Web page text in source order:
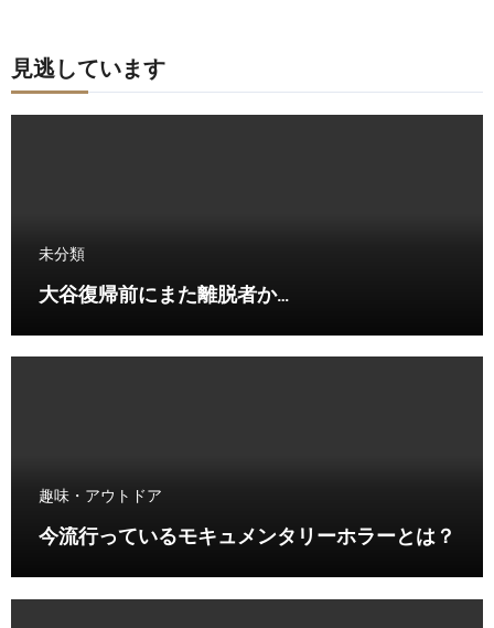
見逃しています
未分類
大谷復帰前にまた離脱者か…
趣味・アウトドア
今流行っているモキュメンタリーホラーとは？